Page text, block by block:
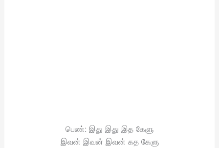
பெண்: இது இது இத கேளு
இவன் இவன் இவன் கத கேளு